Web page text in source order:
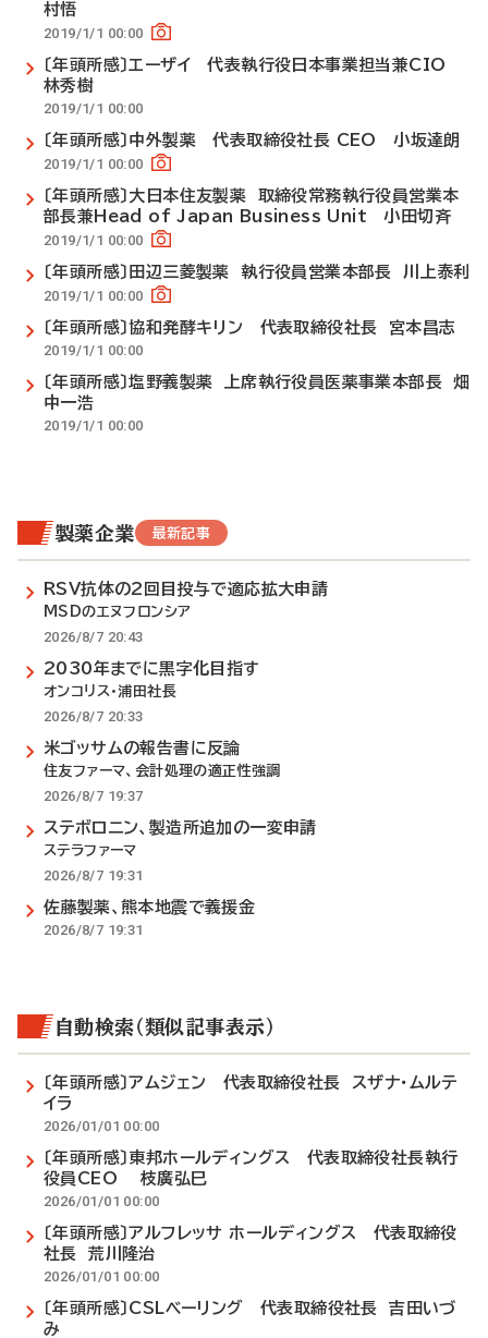
村悟
2019/1/1 00:00
〔年頭所感〕エーザイ 代表執行役日本事業担当兼CIO
林秀樹
2019/1/1 00:00
〔年頭所感〕中外製薬 代表取締役社長 CEO 小坂達朗
2019/1/1 00:00
〔年頭所感〕大日本住友製薬 取締役常務執行役員営業本
部長兼Head of Japan Business Unit 小田切斉
2019/1/1 00:00
〔年頭所感〕田辺三菱製薬 執行役員営業本部長 川上泰利
2019/1/1 00:00
〔年頭所感〕協和発酵キリン 代表取締役社長 宮本昌志
2019/1/1 00:00
〔年頭所感〕塩野義製薬 上席執行役員医薬事業本部長 畑
中一浩
2019/1/1 00:00
製薬企業 最新記事
RSV抗体の2回目投与で適応拡大申請
MSDのエヌフロンシア
2026/8/7 20:43
2030年までに黒字化目指す
オンコリス・浦田社長
2026/8/7 20:33
米ゴッサムの報告書に反論
住友ファーマ、会計処理の適正性強調
2026/8/7 19:37
ステボロニン、製造所追加の一変申請
ステラファーマ
2026/8/7 19:31
佐藤製薬、熊本地震で義援金
2026/8/7 19:31
自動検索（類似記事表示）
〔年頭所感〕アムジェン 代表取締役社長 スザナ・ムルテ
イラ
2026/01/01 00:00
〔年頭所感〕東邦ホールディングス 代表取締役社長執行
役員CEO 枝廣弘巳
2026/01/01 00:00
〔年頭所感〕アルフレッサ ホールディングス 代表取締役
社長 荒川隆治
2026/01/01 00:00
〔年頭所感〕CSLベーリング 代表取締役社長 吉田いづ
み